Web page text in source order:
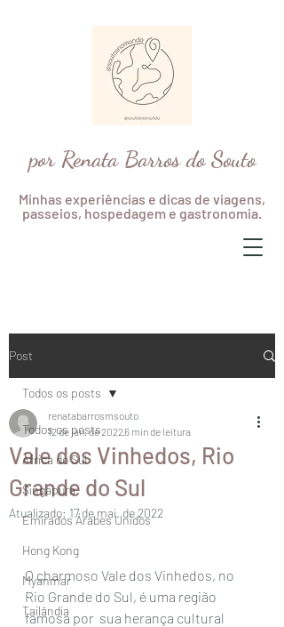
por Renata Barros do Souto
Minhas experiências e dicas de viagens,
passeios, hospedagem e gastronomia.
Post
Todos os posts
África do Sul
Singapura
Emirados Árabes Unidos
Hong Kong
Myanmar
Tailândia
Todos os posts
Vale dos Vinhedos, Rio
Grande do Sul
renatabarrosmsouto
12 de jan. de 20226 min de leitura
Atualizado: 17 de mai. de 2022
O charmoso Vale dos Vinhedos, no
Rio Grande do Sul, é uma região
famosa por  sua herança cultural